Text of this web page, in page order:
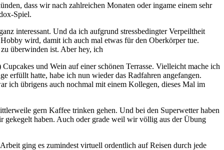
dass wir nach zahlreichen Monaten oder ingame einem sehr
Spiel.
interessant. Und da ich aufgrund stressbedingter Verpeiltheit
wird, damit ich auch mal etwas für den Oberkörper tue.
überwinden ist. Aber hey, ich
und Wein auf einer schönen Terrasse. Vielleicht mache ich
erfüllt hatte, habe ich nun wieder das Radfahren angefangen.
ich übrigens auch nochmal mit einem Kollegen, dieses Mal im
gern Kaffee trinken gehen. Und bei den Superwetter haben
haben. Auch oder grade weil wir völlig aus der Übung
ging es zumindest virtuell ordentlich auf Reisen durch jede